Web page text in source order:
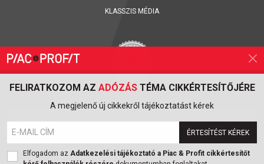
FELIRATKOZOM AZ ADÓZÁSTÉMA CIKKÉRTESÍTŐJÉRE
A megjelenő új cikkekről tájékoztatást kérek
ÉRTESÍTÉST KÉREK
Elfogadom az Adatkezelési tájékoztató a Piac & Profit cikkértesítőt
KLASSZIS MÉDIA
FELIRATKOZÁS A PIAC & PROFIT ONLINE MAGAZIN HÍRLEVELÉRE
FELIRATKOZOM